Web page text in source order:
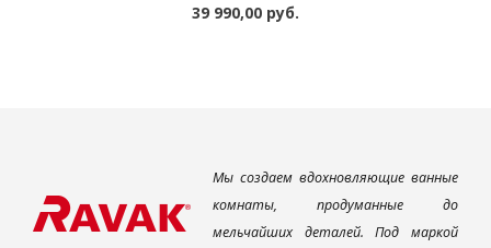
39 990,00 руб.
Мы создаем вдохновляющие ванные
комнаты, продуманные до
мельчайших деталей. Под маркой